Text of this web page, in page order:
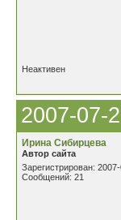
Неактивен
2007-07-
Иринa Cибирцева
Автор сайта
Зарегистрирован:
Сообщений: 21